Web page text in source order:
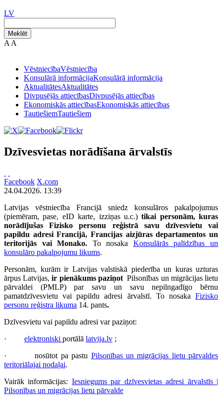
LV
Meklēt
A A
VēstniecībaVēstniecība
Konsulārā informācijaKonsulārā informācija
AktualitātesAktualitātes
Divpusējās attiecībasDivpusējās attiecības
Ekonomiskās attiecībasEkonomiskās attiecības
TautiešiemTautiešiem
Dzīvesvietas norādīšana ārvalstīs
Facebook X.com
24.04.2026. 13:39
Latvijas vēstniecība Francijā sniedz konsulāros pakalpojumus
(piemēram, pase, eID karte, izziņas u.c.)tikai personām, kuras
norādījušas Fizisko personu reģistrā savu dzīvesvietu vai
papildu adresi Francijā, Francijas aizjūras departamentos un
teritorijās vai Monako. To nosaka Konsulārās palīdzības un
konsulāro pakalpojumu likums.
Personām, kurām ir Latvijas valstiskā piederība un kuras uzturas
ārpus Latvijas,ir pienākums paziņotPilsonības un migrācijas lietu
pārvaldei (PMLP) par savu un savu nepilngadīgo bērnu
pamatdzīvesvietu vai papildu adresi ārvalstī. To nosaka Fizisko
personu reģistra likuma 14. pants.
Dzīvesvietu vai papildu adresi var paziņot:
· elektroniski portālā latvija.lv ;
· nosūtot pa pastu Pilsonības un migrācijas lietu pārvaldes
teritoriālajai nodaļai.
Vairāk informācijas: Iesniegums par dzīvesvietas adresi ārvalstīs |
Pilsonības un migrācijas lietu pārvalde